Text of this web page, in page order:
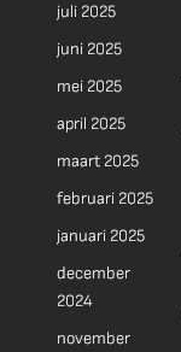
juli 2025
juni 2025
mei 2025
april 2025
maart 2025
februari 2025
januari 2025
december
2024
november